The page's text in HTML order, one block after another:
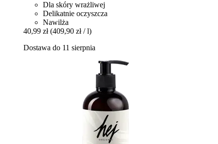
Dla skóry wrażliwej
Delikatnie oczyszcza
Nawilża
40,99 zł (409,90 zł / l)
Dostawa do 11 sierpnia